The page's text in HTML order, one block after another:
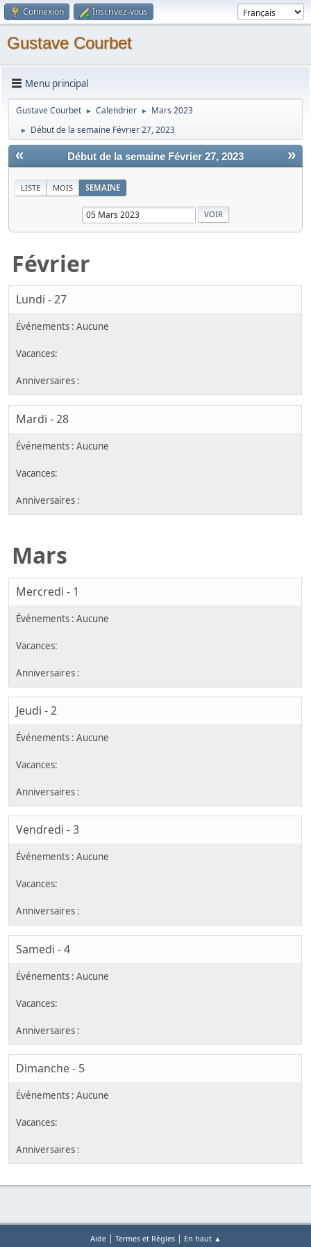
Connexion Inscrivez-vous
Gustave Courbet
Menu principal
Gustave Courbet ► Calendrier ► Mars 2023
► Début de la semaine Février 27, 2023
« »
Début de la semaine Février 27, 2023
LISTE MOIS SEMAINE
Février
Lundi - 27
Mardi - 28
Mars
Mercredi - 1
Jeudi - 2
Vendredi - 3
Samedi - 4
Dimanche - 5
Aide| Termes et Règles| En haut ▲